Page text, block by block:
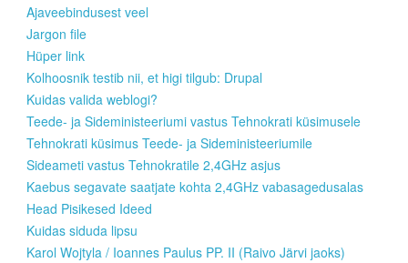
Ajaveebindusest veel
Jargon file
Hüper link
Kolhoosnik testib nii, et higi tilgub: Drupal
Kuidas valida weblogi?
Teede- ja Sideministeeriumi vastus Tehnokrati küsimusele
Tehnokrati küsimus Teede- ja Sideministeeriumile
Sideameti vastus Tehnokratile 2,4GHz asjus
Kaebus segavate saatjate kohta 2,4GHz vabasagedusalas
Head Pisikesed Ideed
Kuidas siduda lipsu
Karol Wojtyla / Ioannes Paulus PP. II (Raivo Järvi jaoks)